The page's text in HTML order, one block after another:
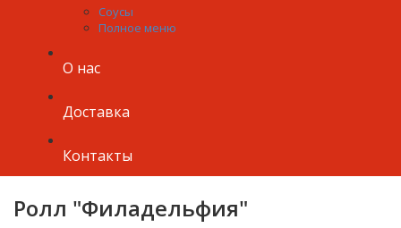
Соусы
Полное меню
О нас
Доставка
Контакты
Ролл "Филадельфия"